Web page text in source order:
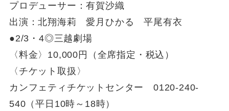
プロデューサー：有賀沙織
出演：北翔海莉 愛月ひかる 平尾有衣
●2/3・4◎三越劇場
〈料金〉10,000円（全席指定・税込）
〈チケット取扱〉
カンフェティチケットセンター 0120-240-
540（平日10時～18時）